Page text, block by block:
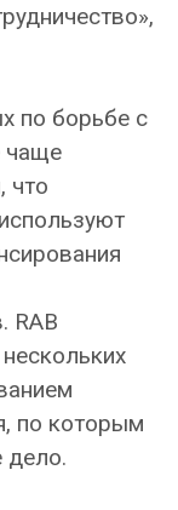
по борьбе с
чаще
что
RAB
по которым
дело.